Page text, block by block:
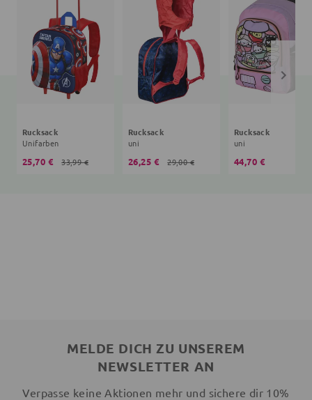
Rucksack
Unifarben
25,70 € 33,99 €
Rucksack
uni
26,25 € 29,00 €
Rucksack
uni
44,70 €
MELDE DICH ZU UNSEREM
NEWSLETTER AN
Verpasse keine Aktionen mehr und sichere dir 10%